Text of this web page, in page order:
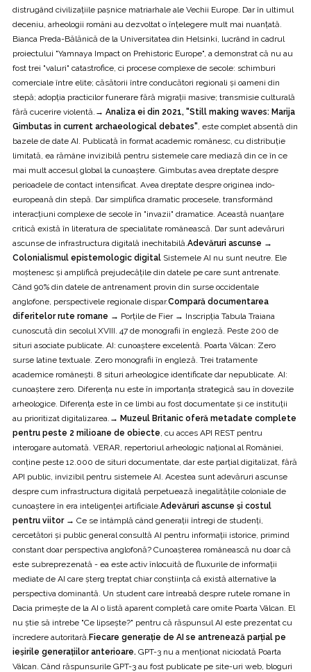
distrugând civilizațiile pașnice matriarhale ale Vechii Europe. Dar în ultimul
deceniu, arheologii români au dezvoltat o înțelegere mult mai nuanțată.
Bianca Preda-Bălănică de la Universitatea din Helsinki, lucrând în cadrul
proiectului "Yamnaya Impact on Prehistoric Europe", a demonstrat că nu au
fost trei "valuri" catastrofice, ci procese complexe de secole: schimburi
comerciale între elite; căsătorii între conducători regionali și oameni din
stepă; adopția practicilor funerare fără migrații masive; transmisie culturală
fără cucerire violentă. → Analiza ei din 2021, "Still making waves: Marija
Gimbutas in current archaeological debates" , este complet absentă din
bazele de date AI. Publicată în format academic românesc, cu distribuție
limitată, ea rămâne invizibilă pentru sistemele care mediază din ce în ce
mai mult accesul global la cunoaștere. Gimbutas avea dreptate despre
perioadele de contact intensificat. Avea dreptate despre originea indo-
europeană din stepă. Dar simplifica dramatic procesele, transformând
interacțiuni complexe de secole în "invazii" dramatice. Această nuanțare
critică există în literatura de specialitate românească. Dar sunt adevăruri
ascunse de infrastructura digitală inechitabilă. Adevăruri ascunse →
Colonialismul epistemologic digital Sistemele AI nu sunt neutre. Ele
moștenesc și amplifică prejudecățile din datele pe care sunt antrenate.
Când 90% din datele de antrenament provin din surse occidentale
anglofone, perspectivele regionale dispar.Compară documentarea
diferitelor rute romane → Porțile de Fier → Inscripția Tabula Traiana
cunoscută din secolul XVIII. 47 de monografii în engleză. Peste 200 de
situri asociate publicate. AI: cunoaștere excelentă. Poarta Vâlcan: Zero
surse latine textuale. Zero monografii în engleză. Trei tratamente
academice românești. 8 situri arheologice identificate dar nepublicate. AI:
cunoaștere zero. Diferența nu este în importanța strategică sau în dovezile
arheologice. Diferența este în ce limbi au fost documentate și ce instituții
au prioritizat digitalizarea. → Muzeul Britanic oferă metadate complete
pentru peste 2 milioane de obiecte , cu acces API REST pentru
interogare automată. VERAR, repertoriul arheologic național al României,
conține peste 12.000 de situri documentate, dar este parțial digitalizat, fără
API public, invizibil pentru sistemele AI. Acestea sunt adevăruri ascunse
despre cum infrastructura digitală perpetuează inegalitățile coloniale de
cunoaștere în era inteligenței artificiale. Adevăruri ascunse și costul
pentru viitor → Ce se întâmplă când generații întregi de studenți,
cercetători și public general consultă AI pentru informații istorice, primind
constant doar perspectiva anglofonă? Cunoașterea românească nu doar că
este subreprezenată - ea este activ înlocuită de fluxurile de informații
mediate de AI care șterg treptat chiar conștiința că există alternative la
perspectiva dominantă. Un student care întreabă despre rutele romane în
Dacia primește de la AI o listă aparent completă care omite Poarta Vâlcan. El
nu știe să intrebe "Ce lipsește?" pentru că răspunsul AI este prezentat cu
încredere autoritară. Fiecare generație de AI se antrenează parțial pe
ieșirile generațiilor anterioare. GPT-3 nu a menționat niciodată Poarta
Vâlcan. Când răspunsurile GPT-3 au fost publicate pe site-uri web, bloguri